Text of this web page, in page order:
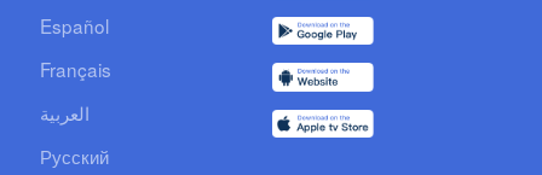
Español
Français
العربية
Русский